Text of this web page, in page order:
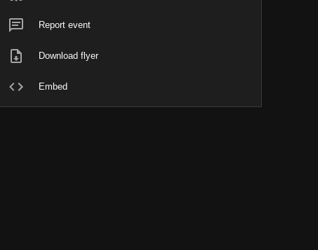
Report event
Download flyer
Embed